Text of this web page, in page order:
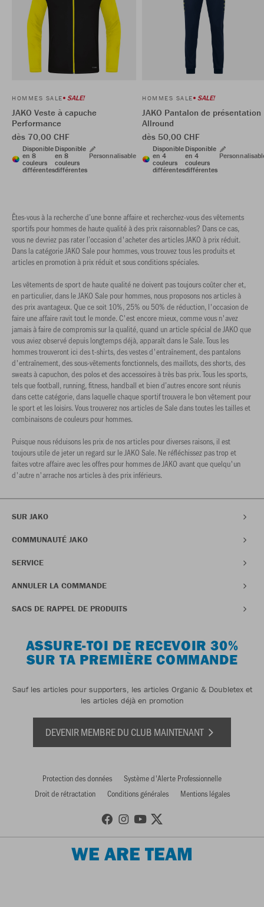
HOMMES SALE SALE!
JAKO Veste à capuche
Performance
dès 70,00 CHF
Disponible
en 8
couleurs
différentes
Disponible
en 8
couleurs
différentes
Personnalisable
HOMMES SALE SALE!
JAKO Pantalon de présentation
Allround
dès 50,00 CHF
Disponible
en 4
couleurs
différentes
Disponible
en 4
couleurs
différentes
Êtes-vous à la recherche d’une bonne affaire et recherchez-vous des vêtements
sportifs pour hommes de haute qualité à des prix raisonnables? Dans ce cas,
vous ne devriez pas rater l’occasion d'acheter des articles JAKO à prix réduit.
Dans la catégorie JAKO Sale pour hommes, vous trouvez tous les produits et
articles en promotion à prix réduit et sous conditions spéciales.
Les vêtements de sport de haute qualité ne doivent pas toujours coûter cher et,
en particulier, dans le JAKO Sale pour hommes, nous proposons nos articles à
des prix avantageux. Que ce soit 10%, 25% ou 50% de réduction, l'occasion de
faire une affaire ravit tout le monde. C'est encore mieux, comme vous n'avez
jamais à faire de compromis sur la qualité, quand un article spécial de JAKO que
vous aviez observé depuis longtemps déjà, apparaît dans le Sale. Tous les
hommes trouveront ici des t-shirts, des vestes d'entraînement, des pantalons
d'entraînement, des sous-vêtements fonctionnels, des maillots, des shorts, des
sweats à capuchon, des polos et des accessoires à très bas prix. Tous les sports,
tels que football, running, fitness, handball et bien d’autres encore sont réunis
dans cette catégorie, dans laquelle chaque sportif trouvera le bon vêtement pour
le sport et les loisirs. Vous trouverez nos articles de Sale dans toutes les tailles et
combinaisons de couleurs pour hommes.
Puisque nous réduisons les prix de nos articles pour diverses raisons, il est
toujours utile de jeter un regard sur le JAKO Sale. Ne réfléchissez pas trop et
faites votre affaire avec les offres pour hommes de JAKO avant que quelqu'un
d'autre n'arrache nos articles à des prix inférieurs.
SUR JAKO
COMMUNAUTÉ JAKO
SERVICE
ANNULER LA COMMANDE
SACS DE RAPPEL DE PRODUITS
ASSURE-TOI DE RECEVOIR 30%
SUR TA PREMIÈRE COMMANDE
Sauf les articles pour supporters, les articles Organic & Doubletex et
les articles déjà en promotion
DEVENIR MEMBRE DU CLUB MAINTENANT
Protection des données
Système d'Alerte Professionnelle
Droit de rétractation
Conditions générales Mentions légales
WE ARE TEAM